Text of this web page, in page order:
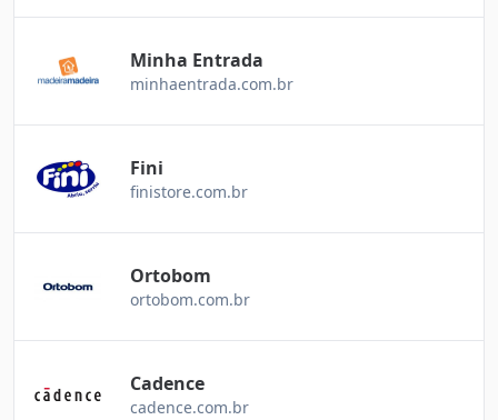
Minha Entrada
minhaentrada.com.br
Fini
finistore.com.br
Ortobom
ortobom.com.br
Cadence
cadence.com.br